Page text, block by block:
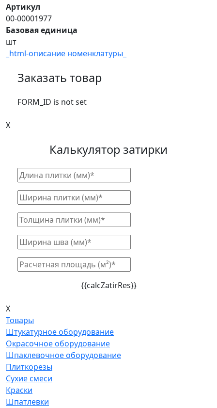
Артикул
00-00001977
Базовая единица
шт
_html-описание номенклатуры_
Заказать товар
FORM_ID is not set
X
Калькулятор затирки
{{calcZatirRes}}
X
Товары
Штукатурное оборудование
Окрасочное оборудование
Шпаклевочное оборудование
Плиткорезы
Сухие смеси
Краски
Шпатлевки